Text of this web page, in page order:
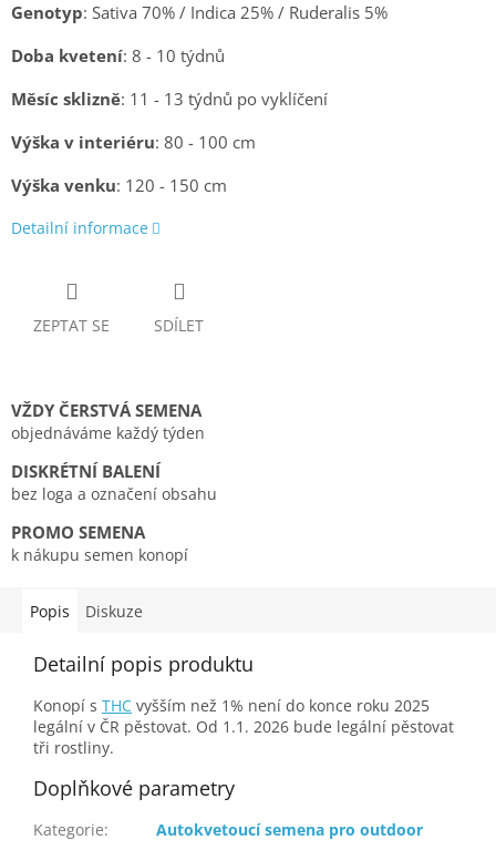
Genotyp: Sativa 70% / Indica 25% / Ruderalis 5%
Doba kvetení: 8 - 10 týdnů
Měsíc sklizně: 11 - 13 týdnů po vyklíčení
Výška v interiéru: 80 - 100 cm
Výška venku: 120 - 150 cm
Detailní informace
ZEPTAT SE SDÍLET
VŽDY ČERSTVÁ SEMENA
objednáváme každý týden
DISKRÉTNÍ BALENÍ
bez loga a označení obsahu
PROMO SEMENA
k nákupu semen konopí
Popis Diskuze
Detailní popis produktu
Konopí s THC vyšším než 1% není do konce roku 2025
legální v ČR pěstovat. Od 1.1. 2026 bude legální pěstovat
tři rostliny.
Doplňkové parametry
Kategorie:
Autokvetoucí semena pro outdoor